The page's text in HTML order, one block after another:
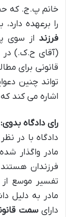
خانم پ.ج. که
را برعهده
فرزند از سوی
(آقای ح.ک.) در
قانونی برای
تواند چنین
اشاره می کند
رای دادگاه بدوی:
دادگاه با در
مادر واگذار
فرزندان
تفسیر موسع
مادر به دلیل
دارایسمت